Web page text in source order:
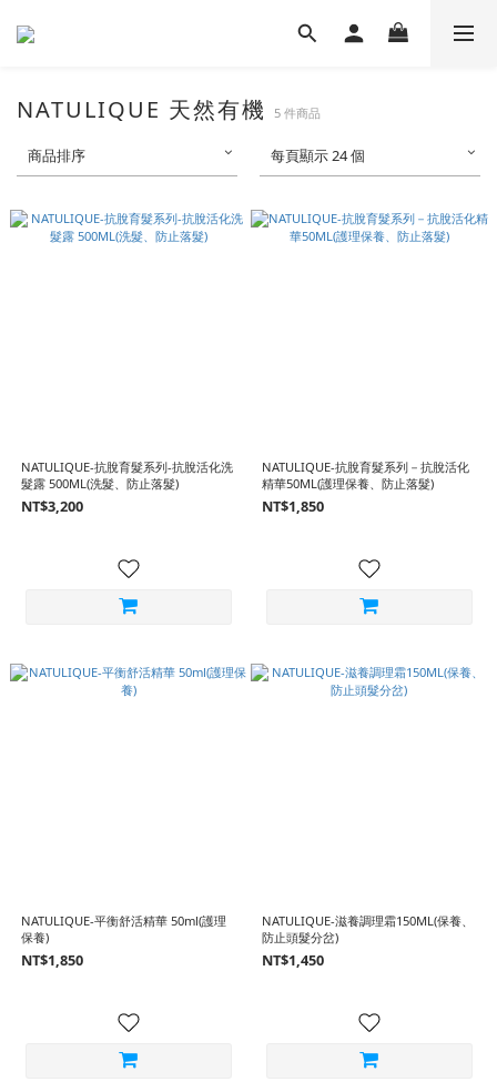
NATULIQUE 天然有機 5 件商品
商品排序 每頁顯示 24 個
NATULIQUE-抗脫育髮系列-抗脫活化洗
髮露 500ML(洗髮、防止落髮)
NT$3,200
NATULIQUE-抗脫育髮系列－抗脫活化
精華50ML(護理保養、防止落髮)
NT$1,850
NATULIQUE-平衡舒活精華 50ml(護理
保養)
NT$1,850
NATULIQUE-滋養調理霜150ML(保養、
防止頭髮分岔)
NT$1,450